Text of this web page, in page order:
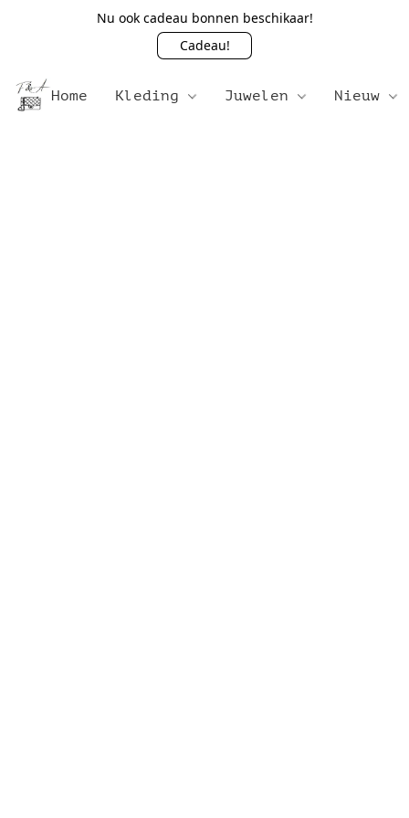
Nu ook cadeau bonnen beschikaar!
Cadeau!
Home Kleding Juwelen Nieuw